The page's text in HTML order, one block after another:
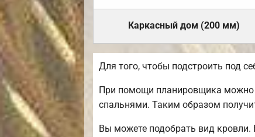
Каркасный дом (200 мм)
Для того, чтобы подстроить под
При помощи планировщика можно
спальнями. Таким образом
Вы можете подобрать вид